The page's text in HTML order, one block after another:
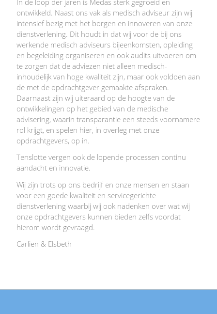
In de loop der jaren is Medas sterk gegroeid en
ontwikkeld. Naast ons vak als medisch adviseur zijn wij
intensief bezig met het borgen en innoveren van onze
dienstverlening. Dit houdt in dat wij voor de bij ons
werkende medisch adviseurs bijeenkomsten, opleiding
en begeleiding organiseren en ook audits uitvoeren om
te zorgen dat de adviezen niet alleen medisch-
inhoudelijk van hoge kwaliteit zijn, maar ook voldoen aan
de met de opdrachtgever gemaakte afspraken.
Daarnaast zijn wij uiteraard op de hoogte van de
ontwikkelingen op het gebied van de medische
advisering, waarin transparantie een steeds voornamere
rol krijgt, en spelen hier, in overleg met onze
opdrachtgevers, op in.
Tenslotte vergen ook de lopende processen continu
aandacht en innovatie.
Wij zijn trots op ons bedrijf en onze mensen en staan
voor een goede kwaliteit en servicegerichte
dienstverlening waarbij wij ook nadenken over wat wij
onze opdrachtgevers kunnen bieden zelfs voordat
hierom wordt gevraagd.
Carlien & Elsbeth